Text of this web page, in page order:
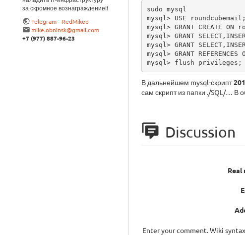
за скромное вознаграждение!!
Telegram - RedMikee
mike.obninsk@gmail.com
+7 (977) 887-96-23
sudo mysql
mysql> USE roundcubemail;
mysql> GRANT CREATE
mysql> GRANT
mysql> GRANT
mysql> GRANT
mysql> flush privileges;
В дальнейшем mysql-скрипт
сам скрипт из папки ./SQL/… В
Discussion
Real
Enter your comment. Wiki